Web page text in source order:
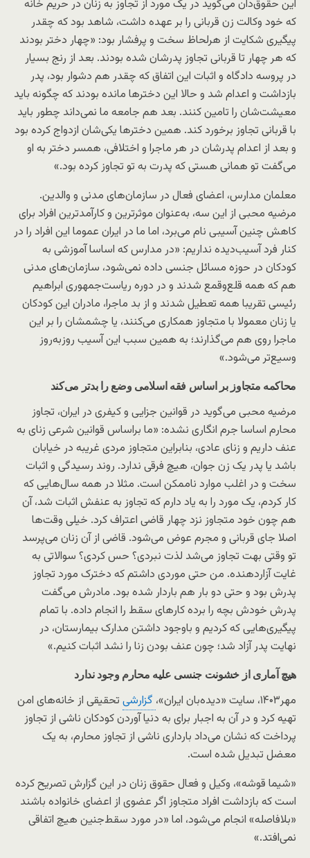
این حقوق‌دان می‌گوید در یک مورد از تجاوز به زنان در حریم خانه
که خود وکالت زن قربانی را بر عهده داشت، شاهد بود که چقدر
پیگیری شکایت از هرلحاظ سخت و پرفشار بود: «چهار دختر بودند
که هر چهار تا قربانی تجاوز پدرشان شده بودند. بعد از رنج بسیار
در پروسه دادگاه و اثبات این اتفاق که چقدر هم دشوار بود، پدر
بازداشت و اعدام شد و حالا این دخترها مانده بودند که چگونه باید
معیشت‌شان را تامین کنند. بعد هم جامعه ما نمی‌داند چطور باید
با قربانی تجاوز برخورد کند. همین دخترها یکی‌شان ازدواج کرده بود
و بعد از اعدام پدرشان در هر ماجرا و اختلافی، همسر دختر به او
می‌گفت تو همانی هستی که پدرت به تو تجاوز کرده بود.»
معلمان مدارس، اعضای فعال در سازمان‌های مدنی و والدین.
مرضیه محبی از این سه، به‌عنوان موثرترین و کارآمدترین افراد برای
کاهش چنین آسیبی نام می‌برد، اما ما در ایران عموما این افراد را در
کنار فرد آسیب‌دیده نداریم: «در مدارس که اساسا آموزشی به
کودکان در حوزه مسائل جنسی داده نمی‌شود، سازمان‌های مدنی
هم که همه قلع‌و‌قمع شدند و در دوره ریاست‌جمهوری ابراهیم
رئیسی تقریبا همه تعطیل شدند و از بد ماجرا، مادران این کودکان
یا زنان معمولا با متجاوز همکاری می‌کنند، یا چشمشان را بر این
ماجرا روی هم می‌گذارند؛ به همین سبب این آسیب روز‌به‌روز
وسیع‌تر می‌شود.»
محاکمه متجاوز بر اساس فقه اسلامی وضع را بدتر می‌کند
مرضیه محبی می‌گوید در قوانین جزایی و کیفری در ایران، تجاوز
محارم اساسا جرم انگاری نشده: «ما براساس قوانین شرعی زنای به
عنف داریم و زنای عادی، بنابراین متجاوز مردی غریبه در خیابان
باشد یا پدر یک زن جوان، هیچ فرقی ندارد. روند رسیدگی و اثبات
سخت و در اغلب موارد ناممکن است. مثلا در همه سال‌هایی که
کار کردم، یک مورد را به یاد دارم که تجاوز به عنفش اثبات شد، آن‌
هم چون خود متجاوز نزد چهار قاضی اعتراف کرد. خیلی وقت‌ها
اصلا جای قربانی و مجرم عوض می‌شود. قاضی از آن زنان می‌پرسد
تو وقتی بهت تجاوز می‌شد لذت نبردی؟ حس کردی؟ سوالاتی به
غایت آزاردهنده. من حتی موردی داشتم که دخترک مورد تجاوز
پدرش بود و حتی دو بار هم باردار شده بود. مادرش می‌گفت
پدرش خودش بچه را برده کارهای سقط را انجام داده. با تمام
پیگیری‌هایی که کردیم و باوجود داشتن مدارک بیمارستان، در
نهایت پدر آزاد شد؛ چون عنف بودن زنا را نشد اثبات کنیم.»
هیچ آماری از خشونت جنسی علیه محارم وجود ندارد
مهر۱۴۰۳، سایت «دیده‌بان ایران»، گزارشی تحقیقی از خانه‌های امن
تهیه کرد و در آن به اجبار برای به دنیا آوردن کودکان ناشی از تجاوز
پرداخت که نشان می‌داد بارداری ناشی از تجاوز محارم، به یک
معضل تبدیل شده است.
«شیما قوشه»، وکیل و فعال حقوق زنان در این گزارش تصریح کرده
است که بازداشت افراد متجاوز اگر عضوی از اعضای خانواده باشند
«بلافاصله» انجام می‌شود، اما «در مورد سقط‌‌جنین هیچ اتفاقی
نمی‌افتد.»